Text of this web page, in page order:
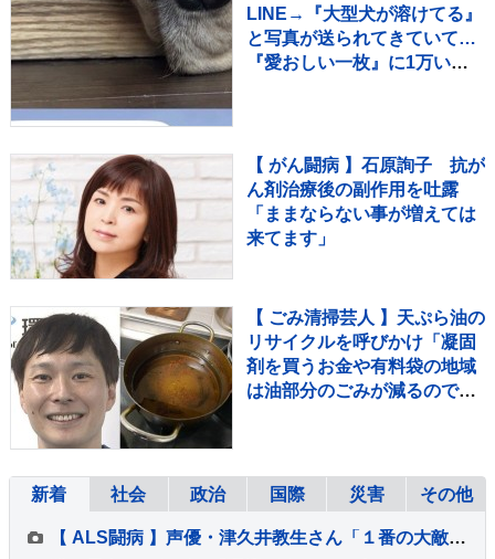
LINE→『大型犬が溶けてる』
と写真が送られてきていて…
『愛おしい一枚』に1万いい
【 がん闘病 】石原詢子 抗が
ん剤治療後の副作用を吐露
「ままならない事が増えては
来てます」
【 ごみ清掃芸人 】天ぷら油の
リサイクルを呼びかけ「凝固
剤を買うお金や有料袋の地域
は油部分のごみが減るので、
新着 社会 政治 国際 災害 その他
【 ALS闘病 】声優・津久井教生さん「１番の大敵は睡眠不足」「休むことも治療なのですね～♪（＾Ｏ＾）」【ニャンちゅう】